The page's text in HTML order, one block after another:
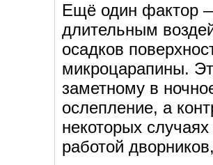
Ещё один фактор
длительным
осадков
микроцарапины.
заметному в
ослепление, а
некоторых
работой